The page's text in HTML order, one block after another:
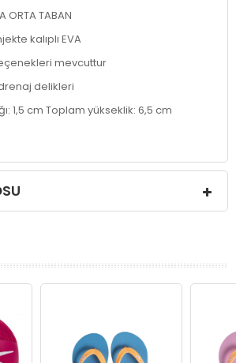
ORTA TABAN
kalıplı EVA
mevcuttur
delikleri
1,5 cm Toplam yükseklik: 6,5 cm